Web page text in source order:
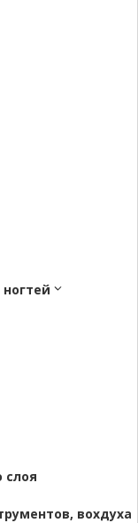
слоя
вохдуха